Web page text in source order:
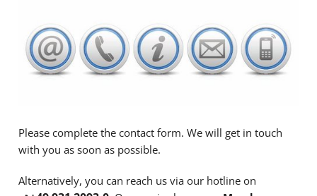
Please complete the contact form. We will get in touch
with you as soon as possible.
Alternatively, you can reach us via our hotline on